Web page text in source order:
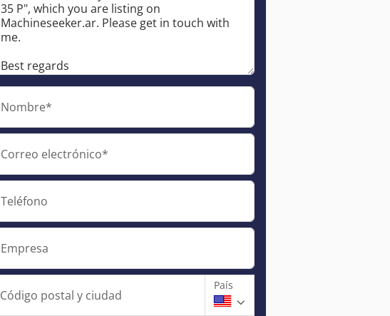
Nombre*
Correo electrónico*
Teléfono
Empresa
Código postal y ciudad
País